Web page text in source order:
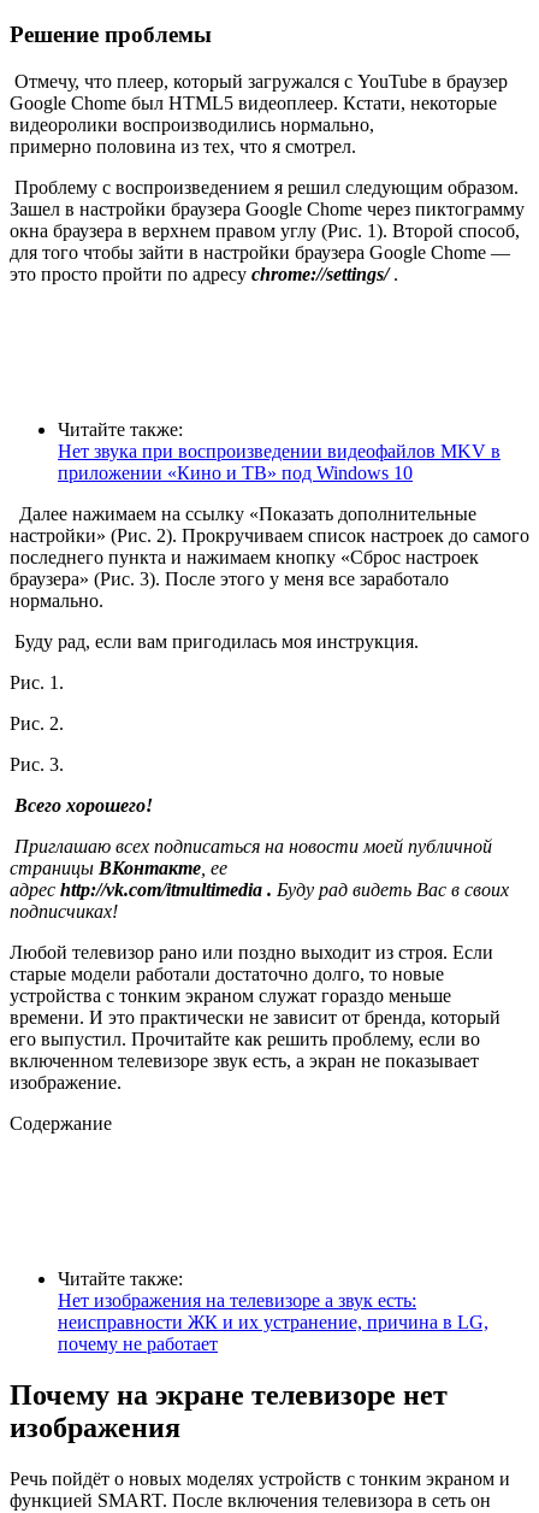
Решение проблемы
Отмечу, что плеер, который загружался с YouTube в браузер
Google Chome был HTML5 видеоплеер. Кстати, некоторые
видеоролики воспроизводились нормально,
примерно половина из тех, что я смотрел.
Проблему с воспроизведением я решил следующим образом.
Зашел в настройки браузера Google Chome через пиктограмму
окна браузера в верхнем правом углу (Рис. 1). Второй способ,
для того чтобы зайти в настройки браузера Google Chome —
это просто пройти по адресу chrome://settings/.
Читайте также:
Нет звука при воспроизведении видеофайлов MKV в
приложении «Кино и ТВ» под Windows 10
Далее нажимаем на ссылку «Показать дополнительные
настройки» (Рис. 2). Прокручиваем список настроек до самого
последнего пункта и нажимаем кнопку «Сброс настроек
браузера» (Рис. 3). После этого у меня все заработало
нормально.
Буду рад, если вам пригодилась моя инструкция.
Рис. 1.
Рис. 2.
Рис. 3.
Всего хорошего!
Приглашаю всех подписаться на новости моей публичной
страницы ВКонтакте , ее
адрес http://vk.com/itmultimedia . Буду рад видеть Вас в своих
подписчиках!
Любой телевизор рано или поздно выходит из строя. Если
старые модели работали достаточно долго, то новые
устройства с тонким экраном служат гораздо меньше
времени. И это практически не зависит от бренда, который
его выпустил. Прочитайте как решить проблему, если во
включенном телевизоре звук есть, а экран не показывает
изображение.
Содержание
Читайте также:
Нет изображения на телевизоре а звук есть:
неисправности ЖК и их устранение, причина в LG,
почему не работает
Почему на экране телевизоре нет
изображения
Речь пойдёт о новых моделях устройств с тонким экраном и
функцией SMART. После включения телевизора в сеть он